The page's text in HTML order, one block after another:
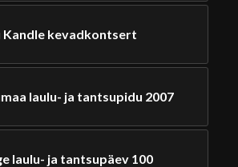
Kandle kevadkontsert
laulu- ja tantsupidu 2007
laulu- ja tantsupäev 100